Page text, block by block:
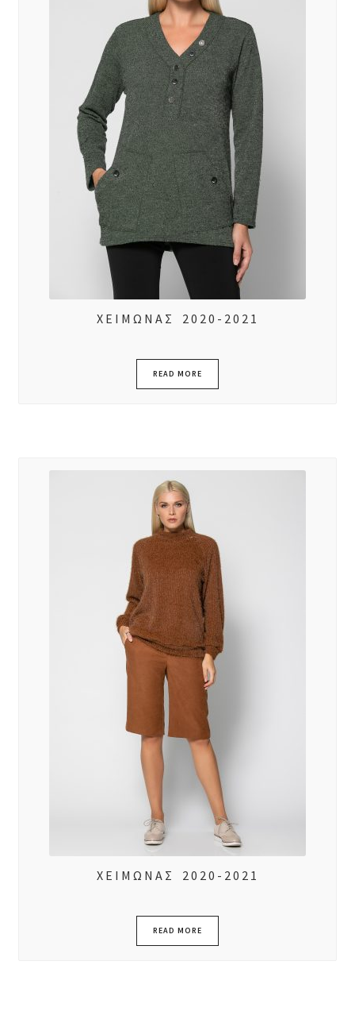
ΧΕΙΜΩΝΑΣ 2020-2021
READ MORE
ΧΕΙΜΩΝΑΣ 2020-2021
READ MORE